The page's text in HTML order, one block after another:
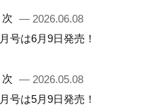
— 2026.06.08
号は6月9日発売！
— 2026.05.08
号は5月9日発売！